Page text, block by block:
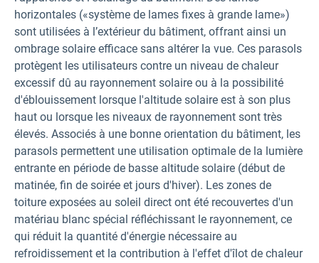
horizontales («système de lames fixes à grande lame»)
sont utilisées à l’extérieur du bâtiment, offrant ainsi un
ombrage solaire efficace sans altérer la vue. Ces parasols
protègent les utilisateurs contre un niveau de chaleur
excessif dû au rayonnement solaire ou à la possibilité
d'éblouissement lorsque l'altitude solaire est à son plus
haut ou lorsque les niveaux de rayonnement sont très
élevés. Associés à une bonne orientation du bâtiment, les
parasols permettent une utilisation optimale de la lumière
entrante en période de basse altitude solaire (début de
matinée, fin de soirée et jours d'hiver). Les zones de
toiture exposées au soleil direct ont été recouvertes d'un
matériau blanc spécial réfléchissant le rayonnement, ce
qui réduit la quantité d'énergie nécessaire au
refroidissement et la contribution à l'effet d'îlot de chaleur